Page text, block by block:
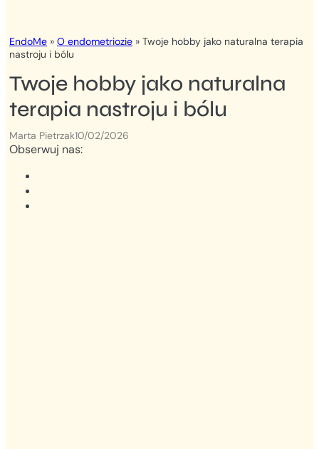
EndoMe » O endometriozie » Twoje hobby jako naturalna terapia
nastroju i bólu
Twoje hobby jako naturalna
terapia nastroju i bólu
Marta Pietrzak10/02/2026
Obserwuj nas: